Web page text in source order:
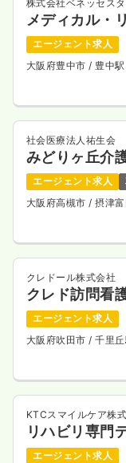
株式会社ベネッセス
メディカル・
エージェント求人
大阪府豊中市 / 豊中
社会医療法人祐生会
みどりヶ丘介
エージェント求人
大阪府高槻市 / 摂津
クレドール株式会社
クレド訪問看
エージェント求人
大阪府吹田市 / 千里
KTCスマイルケア株
リハビリ専門
エージェント求人